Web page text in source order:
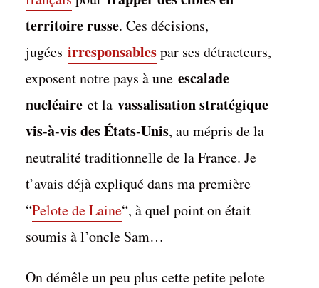
territoire russe. Ces décisions,
jugées irresponsablespar ses détracteurs,
exposent notre pays à une escalade
nucléaireet la vassalisation stratégique
vis-à-vis des États-Unis, au mépris de la
neutralité traditionnelle de la France. Je
t’avais déjà expliqué dans ma première
“Pelote de Laine“, à quel point on était
soumis à l’oncle Sam…
On démêle un peu plus cette petite pelote